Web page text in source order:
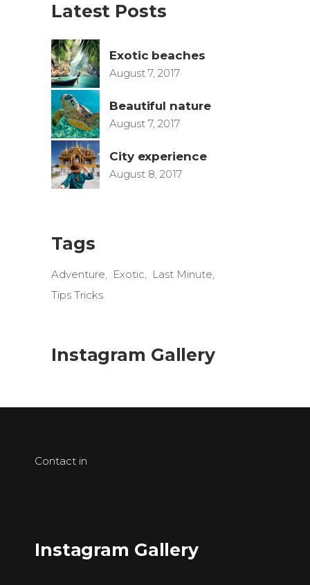
Latest Posts
Exotic beaches
August 7, 2017
Beautiful nature
August 7, 2017
City experience
August 8, 2017
Tags
Adventure Exotic
Last Minute
Tips Tricks
Instagram Gallery
Contact in
Instagram Gallery